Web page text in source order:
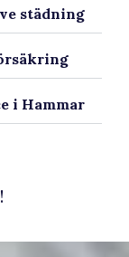
städning
i Hammar